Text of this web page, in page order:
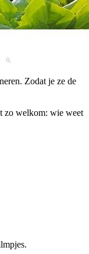
Zodat je ze de
zo welkom: wie weet